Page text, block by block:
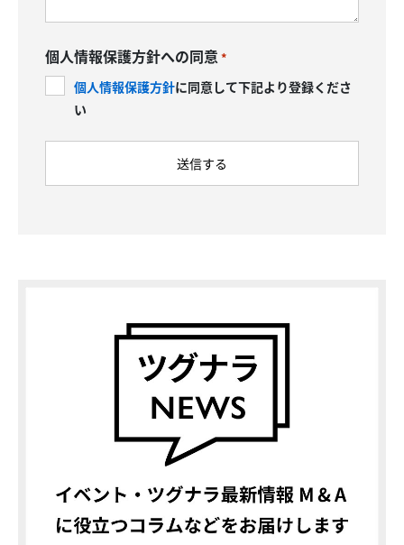
個人情報保護方針への同意 *
個人情報保護方針に同意して下記より登録くださ
い